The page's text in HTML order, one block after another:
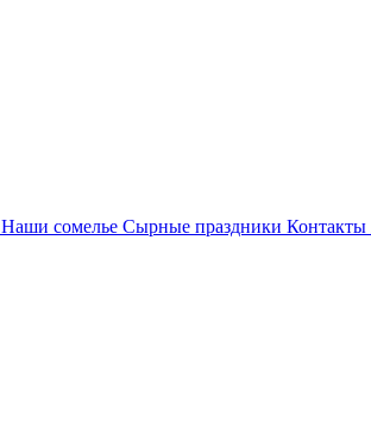
Наши сомелье Сырные праздники Контакты